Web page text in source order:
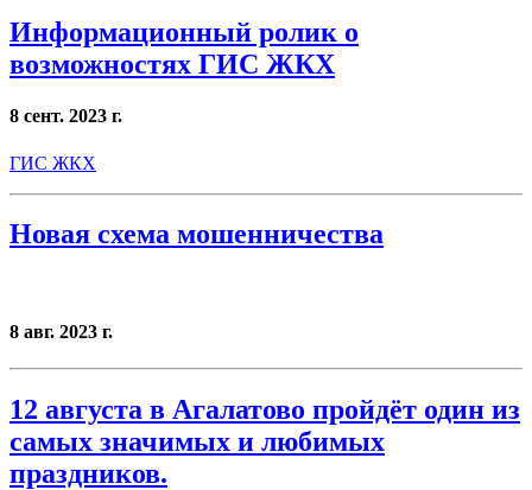
Информационный ролик о
возможностях ГИС ЖКХ
8 сент. 2023 г.
ГИС ЖКХ
Новая схема мошенничества
8 авг. 2023 г.
12 августа в Агалатово пройдёт один из
самых значимых и любимых
праздников.